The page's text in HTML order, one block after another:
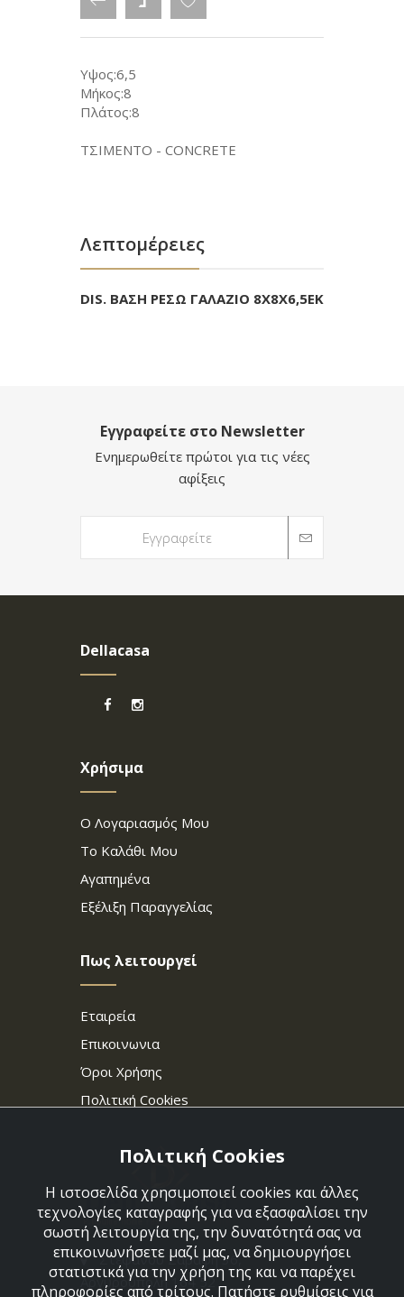
Υψος:6,5
Μήκος:8
Πλάτος:8
ΤΣΙΜΕΝΤΟ - CONCRETE
Λεπτομέρειες
DIS. ΒΑΣΗ ΡΕΣΩ ΓΑΛΑΖΙΟ 8Χ8Χ6,5ΕΚ
Εγγραφείτε στο Newsletter
Ενημερωθείτε πρώτοι για τις νέες
αφίξεις
Dellacasa
Χρήσιμα
Ο Λογαριασμός Μου
Το Καλάθι Μου
Αγαπημένα
Εξέλιξη Παραγγελίας
Πως λειτουργεί
Εταιρεία
Επικοινωνια
Όροι Χρήσης
Πολιτική Cookies
Στεφάνου Σαράφη 36,
Αργυρούπολη 164 52
Πολιτική Cookies
Η ιστοσελίδα χρησιμοποιεί cookies και άλλες
τεχνολογίες καταγραφής για να εξασφαλίσει την
σωστή λειτουργία της, την δυνατότητά σας να
επικοινωνήσετε μαζί μας, να δημιουργήσει
στατιστικά για την χρήση της και να παρέχει
πληροφορίες από τρίτους. Πατήστε ρυθμίσεις για